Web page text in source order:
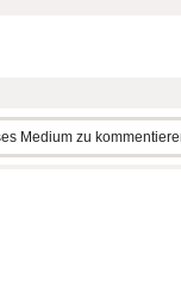
Medium zu